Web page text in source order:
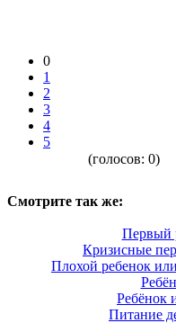
0
1
2
3
4
5
(голосов: 0)
Смотрите так же:
Первый
Кризисные
Плохой ребенок
Ребёнок
Питание